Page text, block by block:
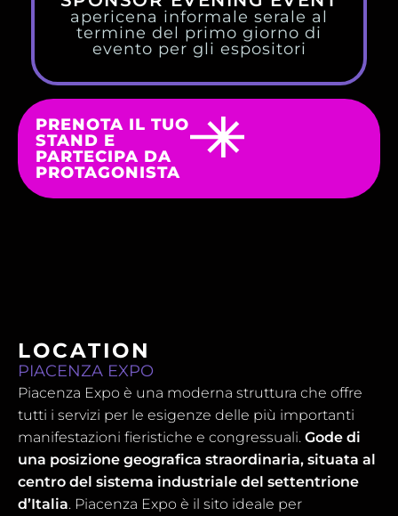
apericena informale serale al
termine del primo giorno di
evento per gli espositori
PRENOTA IL TUO
STAND E
PARTECIPA DA
PROTAGONISTA
LOCATION
PIACENZA EXPO
Piacenza Expo è una moderna struttura che offre
tutti i servizi per le esigenze delle più importanti
manifestazioni fieristiche e congressuali. Gode di
una posizione geografica straordinaria, situata al
centro del sistema industriale del settentrione
d’Italia. Piacenza Expo è il sito ideale per